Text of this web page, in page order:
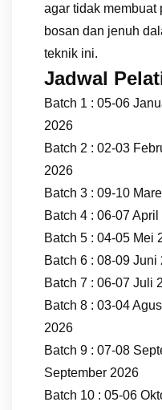
agar tidak membuat
bosan dan jenuh
teknik ini.
Jadwal
Batch 1 : 05-06
2026
Batch 2 : 02-03
2026
Batch 3 : 09-10
Batch 4 : 06-07
Batch 5 : 04-05 Mei
Batch 6 : 08-09
Batch 7 : 06-07 Juli
Batch 8 : 03-04
2026
Batch 9 : 07-08
September 2026
Batch 10 : 05-06